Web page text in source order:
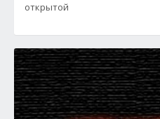
открытой